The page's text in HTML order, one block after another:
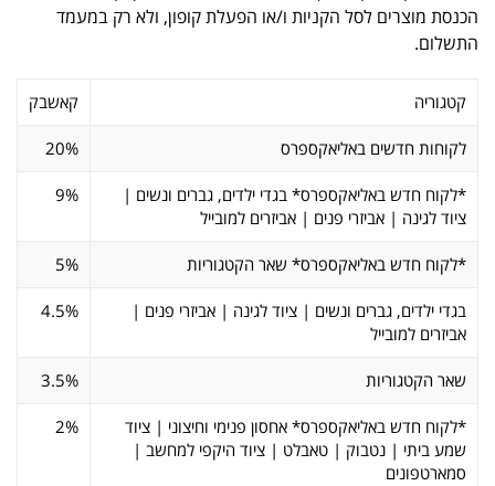
הכנסת מוצרים לסל הקניות ו/או הפעלת קופון, ולא רק במעמד
התשלום.
קטגוריה קאשבק
לקוחות חדשים באליאקספרס 20%
*לקוח חדש באליאקספרס* בגדי ילדים, גברים ונשים |
ציוד לגינה | אביזרי פנים | אביזרים למובייל
9%
*לקוח חדש באליאקספרס* שאר הקטגוריות 5%
בגדי ילדים, גברים ונשים | ציוד לגינה | אביזרי פנים |
אביזרים למובייל
4.5%
שאר הקטגוריות 3.5%
*לקוח חדש באליאקספרס* אחסון פנימי וחיצוני | ציוד
שמע ביתי | נטבוק | טאבלט | ציוד היקפי למחשב |
סמארטפונים
2%